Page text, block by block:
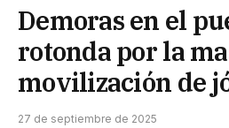
Demoras en el
rotonda por la
movilización de
27 de septiembre de 2025